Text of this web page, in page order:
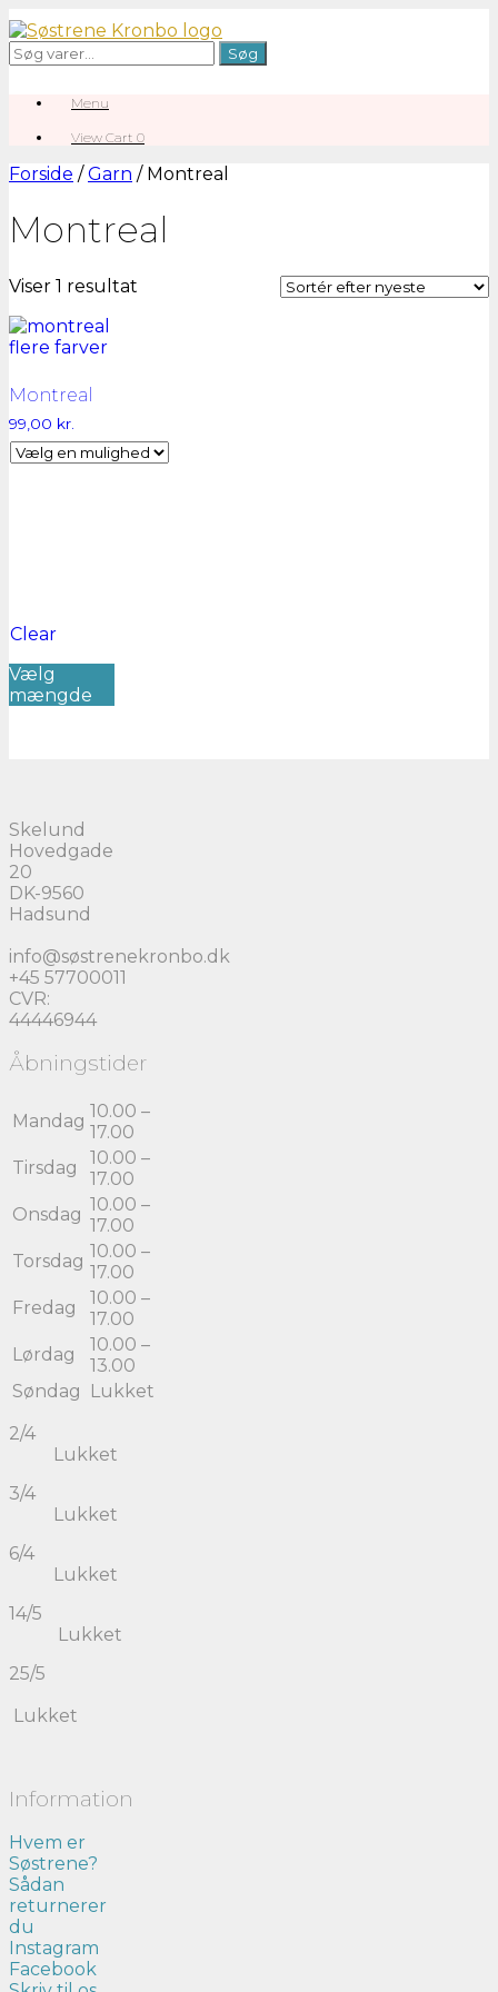
Gå
til
indhold
Søg
efter:
Søg
Menu
View
cart
View Cart 0
Forside /Garn / Montreal
Montreal
Viser 1 resultat
Montreal
99,00 kr.
Clear
Vælg
mængde
Skelund
Hovedgade
20
DK-9560
Hadsund
info@søstrenekronbo.dk
+45 57700011
CVR:
44446944
Åbningstider
Mandag 10.00 –
17.00
Tirsdag
10.00 –
17.00
Onsdag 10.00 –
17.00
Torsdag 10.00 –
17.00
Fredag
10.00 –
17.00
Lørdag
10.00 –
13.00
Søndag
Lukket
2/4
Lukket
3/4
Lukket
6/4
Lukket
14/5
Lukket
25/5
Lukket
Information
Hvem er
Søstrene?
Sådan
returnerer
du
Instagram
Facebook